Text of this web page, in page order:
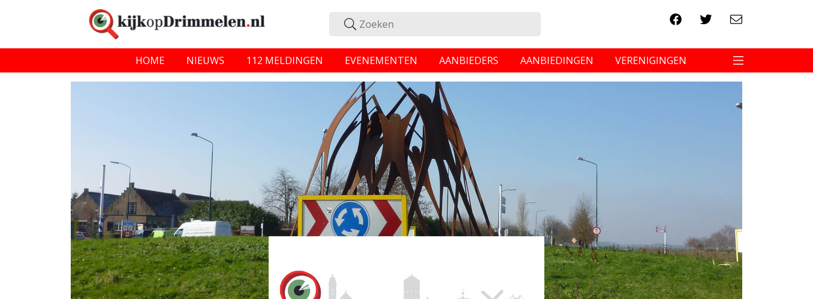
HOME NIEUWS 112 MELDINGEN EVENEMENTEN AANBIEDERS AANBIEDINGEN VERENIGINGEN